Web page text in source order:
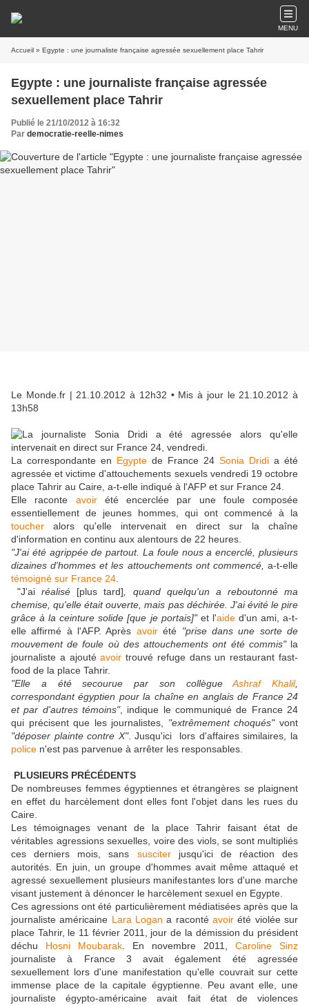
MENU
Accueil » Egypte : une journaliste française agressée sexuellement place Tahrir
Egypte : une journaliste française agressée
sexuellement place Tahrir
Publié le 21/10/2012 à 16:32
Par democratie-reelle-nimes
Le Monde.fr| 21.10.2012 à 12h32 • Mis à jour le 21.10.2012 à
13h58
La correspondante en Egypte de France 24 Sonia Dridi a été
agressée et victime d'attouchements sexuels vendredi 19 octobre
place Tahrir au Caire, a-t-elle indiqué à l'AFP et sur France 24.
Elle raconte avoirété encerclée par une foule composée
essentiellement de jeunes hommes, qui ont commencé à la
toucher alors qu'elle intervenait en direct sur la chaîne
d'information en continu aux alentours de 22 heures.
"J'ai été agrippée de partout. La foule nous a encerclé, plusieurs
dizaines d'hommes et les attouchements ont commencé, a-t-elle
témoigné sur France 24
"J'airéalisé [plus tard] , quand quelqu'un a reboutonné ma
chemise, qu'elle était ouverte, mais pas déchirée. J'ai évité le pire
grâce à la ceinture solide [que je portais]"et l'aided'un ami, a-t-
elle affirmé à l'AFP. Après avoirété "prise dans une sorte de
mouvement de foule où des attouchements ont été commis"la
journaliste a ajoutéavoir trouvé refuge dans un restaurant fast-
food de la place Tahrir.
"Elle a été secourue par son collègueAshraf Khalil,
correspondant égyptien pour la chaîne en anglais de France 24
et par d'autres témoins", indique le communiqué de France 24
qui précisent que les journalistes, "extrêmement choqués"vont
"déposer plainte contre X". Jusqu'ici lors d'affaires similaires, la
police n'est pas parvenue à arrêter les responsables.
PLUSIEURS PRÉCÉDENTS
De nombreuses femmes égyptiennes et étrangères se plaignent
en effet du harcèlement dont elles font l'objet dans les rues du
Caire.
Les témoignages venant de la place Tahrir faisant état de
véritables agressions sexuelles, voire des viols, se sont multipliés
ces derniers mois, sans susciterjusqu'ici de réaction des
autorités. En juin, un groupe d'hommes avait même attaqué et
agressé sexuellement plusieurs manifestantes lors d'une marche
visant justement à dénoncer le harcèlement sexuel en Egypte.
Ces agressions ont été particulièrement médiatisées après que la
journaliste américaine Lara Logan a racontéavoir été violée sur
place Tahrir, le 11 février 2011, jour de la démission du président
déchu Hosni Moubarak . En novembre 2011, Caroline Sinz
journaliste à France 3 avait également été agressée
sexuellement lors d'une manifestation qu'elle couvrait sur cette
immense place de la capitale égyptienne. Peu avant elle, une
journaliste égypto-américaine avait fait état de violences